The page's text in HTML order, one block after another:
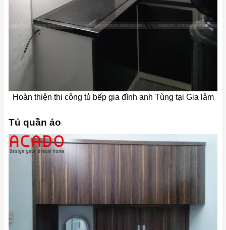
Hoàn thiện thi công tủ bếp gia đình anh Tùng tại Gia lâm
Tủ quần áo